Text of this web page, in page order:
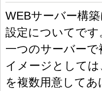
WEBサーバー構
設定についてです
一つのサーバー
イメージとして
を複数用意して